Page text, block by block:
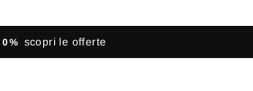
GRATUITA - Ordini superiori a 100€